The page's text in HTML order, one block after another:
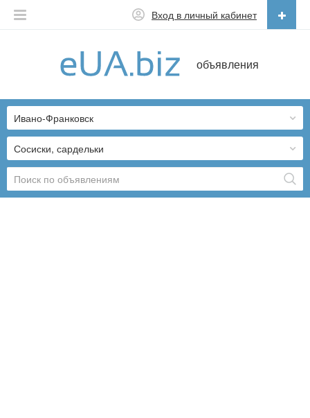
объявления
Вход в личный кабинет
Українська
Сосиски, сардельки
Ивано-Франковск